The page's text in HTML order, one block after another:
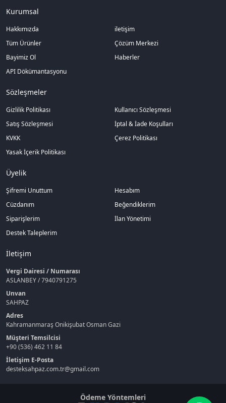
Kurumsal
Hakkımızda
iletişim
Tüm Ürünler
Çözüm Merkezi
Bayimiz Ol
Haberler
API Dökümantasyonu
Sözleşmeler
Gizlilik Politikası
Kullanıcı Sözleşmesi
Satış Sözleşmesi
İptal & İade Koşulları
KVKK
Çerez Politikası
Yasak İçerik Politikası
Üyelik
Şifremi Unuttum
Hesabım
Cüzdanım
Beğendiklerim
Siparişlerim
İlan Yönetimi
Destek Taleplerim
İletişim
Vergi Dairesi / Numarası
ASLANBEY / 7940791275
Unvan
SAHPAZ
Adres
Kahramanmaraş Onikişubat Osman Gazi
Müşteri Temsilcisi
+90 (536) 462 11 84
İletişim E-Posta
desteksahpaz.com.tr@gmail.com
Ödeme Yöntemleri